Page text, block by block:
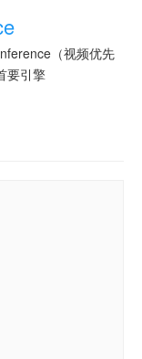
（视频优先
要引擎